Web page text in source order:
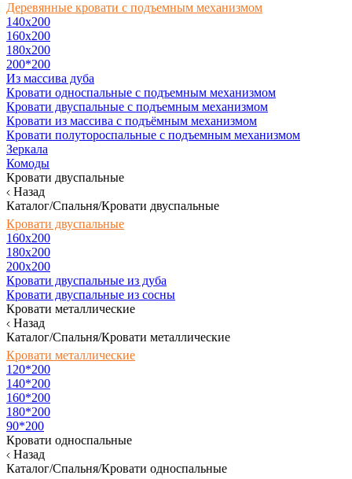
Деревянные кровати с подъемным механизмом
140x200
160х200
180х200
200*200
Из массива дуба
Кровати односпальные с подъемным механизмом
Кровати двуспальные с подъемным механизмом
Кровати из массива с подъёмным механизмом
Кровати полутороспальные с подъемным механизмом
Зеркала
Комоды
Кровати двуспальные
Назад
Каталог/Спальня/Кровати двуспальные
Кровати двуспальные
160х200
180x200
200x200
Кровати двуспальные из дуба
Кровати двуспальные из сосны
Кровати металлические
Назад
Каталог/Спальня/Кровати металлические
Кровати металлические
120*200
140*200
160*200
180*200
90*200
Кровати односпальные
Назад
Каталог/Спальня/Кровати односпальные